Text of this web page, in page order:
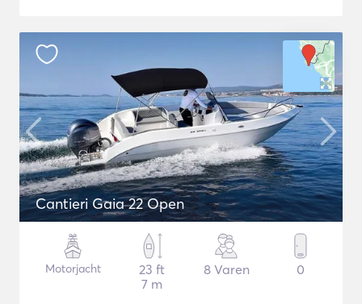
Cantieri Gaia 22 Open
Motorjacht
23 ft
7 m
8 Varen 0